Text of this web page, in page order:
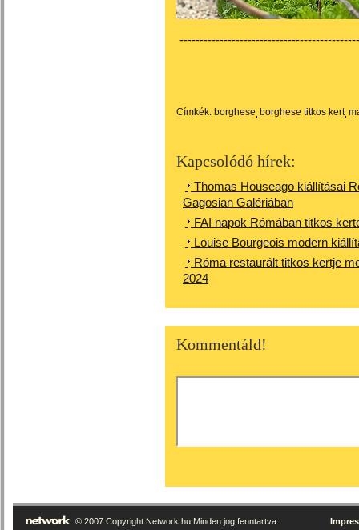
Címkék: borghese borghese titkos kert
Kapcsolódó hírek:
Thomas Houseago kiállításai
Gagosian Galériában
FAI napok Rómában titkos
Louise Bourgeois modern
Róma restaurált titkos kertje
2024
Kommentáld!
© 2007 Copyright Network.hu Minden jog fenntartva.